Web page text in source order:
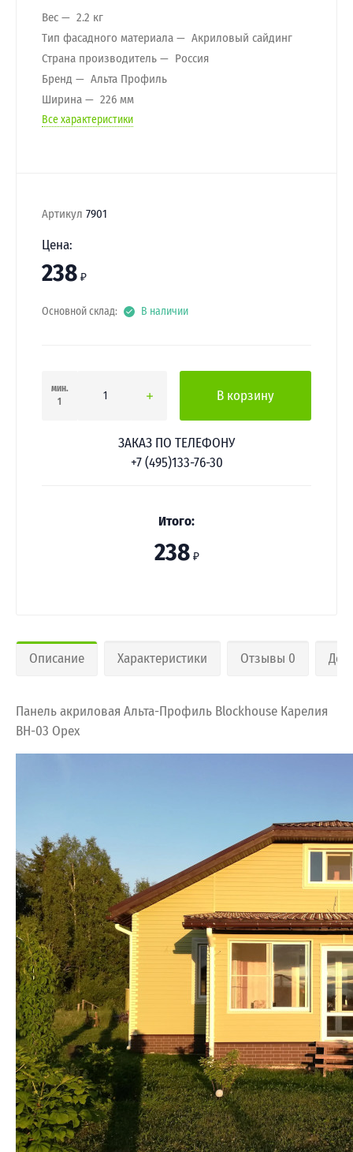
Вес
2.2 кг
Тип фасадного материала
Акриловый сайдинг
Страна производитель
Россия
Бренд
Альта Профиль
Ширина
226 мм
Все характеристики
Артикул 7901
Цена:
238 ₽
Основной склад: В наличии
мин.
1
В корзину
ЗАКАЗ ПО ТЕЛЕФОНУ
+7 (495)133-76-30
Итого:
238 ₽
Описание Характеристики Отзывы 0
Панель акриловая Альта-Профиль Blockhouse Карелия
BH-03 Орех